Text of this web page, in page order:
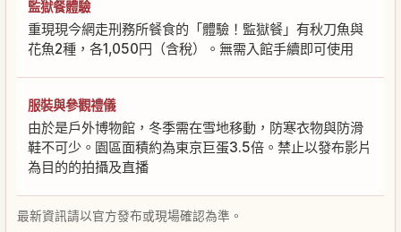
監獄餐體驗
重現現今網走刑務所餐食的「體驗！監獄餐」有秋刀魚與
花魚2種，各1,050円（含稅）。無需入館手續即可使用
服裝與參觀禮儀
由於是戶外博物館，冬季需在雪地移動，防寒衣物與防滑
鞋不可少。園區面積約為東京巨蛋3.5倍。禁止以發布影片
為目的的拍攝及直播
最新資訊請以官方發布或現場確認為準。